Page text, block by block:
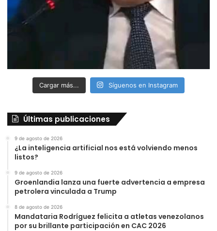
Cargar más... Síguenos en Instagram
Últimas publicaciones
9 de agosto de 2026
¿La inteligencia artificial nos está volviendo menos
listos?
9 de agosto de 2026
Groenlandia lanza una fuerte advertencia a empresa
petrolera vinculada a Trump
8 de agosto de 2026
Mandataria Rodríguez felicita a atletas venezolanos
por su brillante participación en CAC 2026